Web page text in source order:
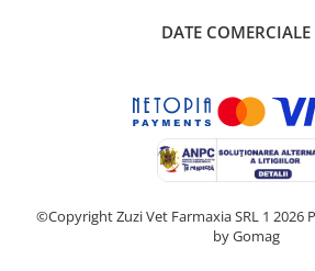
DATE COMERCIALE
©Copyright Zuzi Vet Farmaxia SRL 1 2026
by Gomag